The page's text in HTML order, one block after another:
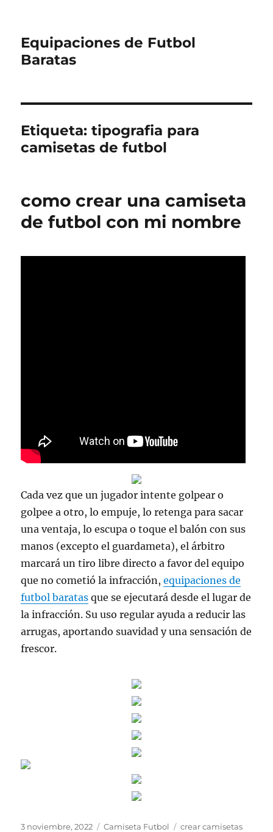
Equipaciones de Futbol
Baratas
Etiqueta:tipografia para
camisetas de futbol
como crear una camiseta
de futbol con mi nombre
Cada vez que un jugador intente golpear o
golpee a otro, lo empuje, lo retenga para sacar
una ventaja, lo escupa o toque el balón con sus
manos (excepto el guardameta), el árbitro
marcará un tiro libre directo a favor del equipo
que no cometió la infracción,equipaciones de
futbol baratas que se ejecutará desde el lugar de
la infracción. Su uso regular ayuda a reducir las
arrugas, aportando suavidad y una sensación de
frescor.
Publicado
3 noviembre, 2022 Categorías
Camiseta Futbol Etiquetas
crear camisetas